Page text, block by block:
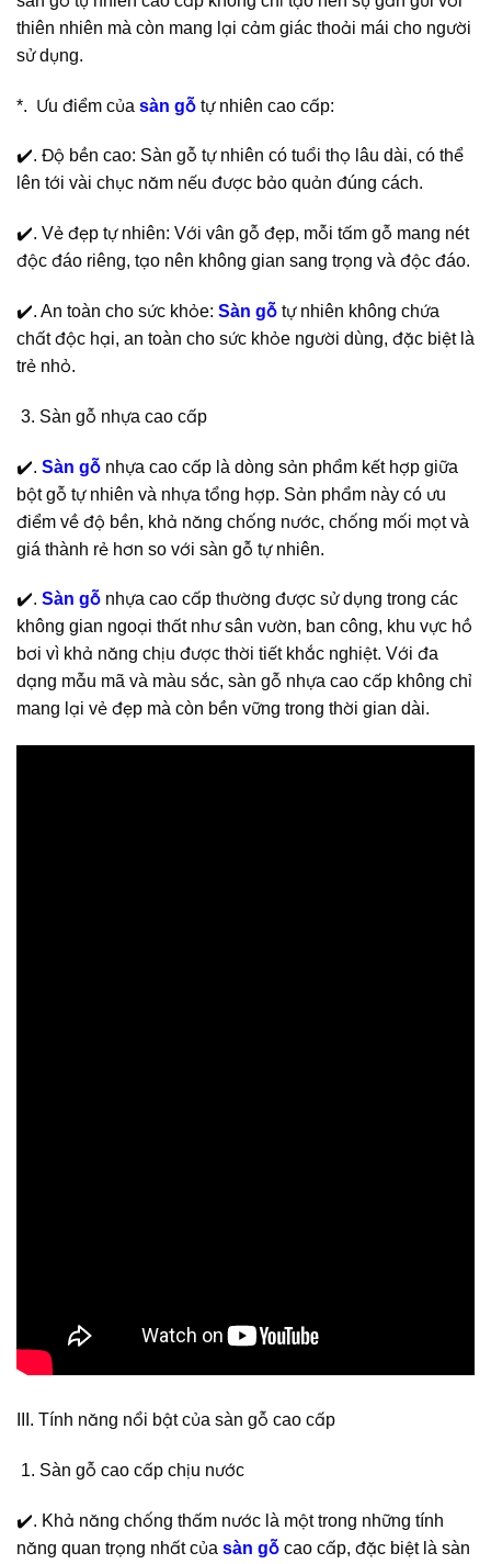
thiên nhiên mà còn mang lại cảm giác thoải mái cho người
sử dụng.
*. Ưu điểm của sàn gỗ tự nhiên cao cấp:
✔️. Độ bền cao: Sàn gỗ tự nhiên có tuổi thọ lâu dài, có thể
lên tới vài chục năm nếu được bảo quản đúng cách.
✔️. Vẻ đẹp tự nhiên: Với vân gỗ đẹp, mỗi tấm gỗ mang nét
độc đáo riêng, tạo nên không gian sang trọng và độc đáo.
✔️. An toàn cho sức khỏe: Sàn gỗ tự nhiên không chứa
chất độc hại, an toàn cho sức khỏe người dùng, đặc biệt là
trẻ nhỏ.
Sàn gỗ nhựa cao cấp
✔️. Sàn gỗ nhựa cao cấp là dòng sản phẩm kết hợp giữa
bột gỗ tự nhiên và nhựa tổng hợp. Sản phẩm này có ưu
điểm về độ bền, khả năng chống nước, chống mối mọt và
giá thành rẻ hơn so với sàn gỗ tự nhiên.
✔️. Sàn gỗ nhựa cao cấp thường được sử dụng trong các
không gian ngoại thất như sân vườn, ban công, khu vực hồ
bơi vì khả năng chịu được thời tiết khắc nghiệt. Với đa
dạng mẫu mã và màu sắc, sàn gỗ nhựa cao cấp không chỉ
mang lại vẻ đẹp mà còn bền vững trong thời gian dài.
III. Tính năng nổi bật của sàn gỗ cao cấp
Sàn gỗ cao cấp chịu nước
✔️. Khả năng chống thấm nước là một trong những tính
năng quan trọng nhất của sàn gỗ cao cấp, đặc biệt là sàn